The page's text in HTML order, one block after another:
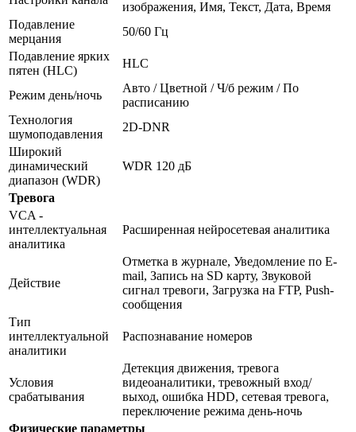
изображения, Имя, Текст, Дата, Время
Подавление
мерцания
50/60 Гц
Подавление ярких
пятен (HLC)
HLC
Режим день/ночь
Авто / Цветной / Ч/б режим / По
расписанию
Технология
шумоподавления
2D-DNR
Широкий
динамический
диапазон (WDR)
WDR 120 дБ
Тревога
VCA -
интеллектуальная
аналитика
Расширенная нейросетевая аналитика
Действие
Отметка в журнале, Уведомление по E-
mail, Запись на SD карту, Звуковой
сигнал тревоги, Загрузка на FTP, Push-
сообщения
Тип
интеллектуальной
аналитики
Распознавание номеров
Условия
срабатывания
Детекция движения, тревога
видеоаналитики, тревожный вход/
выход, ошибка HDD, сетевая тревога,
переключение режима день-ночь
Физические параметры